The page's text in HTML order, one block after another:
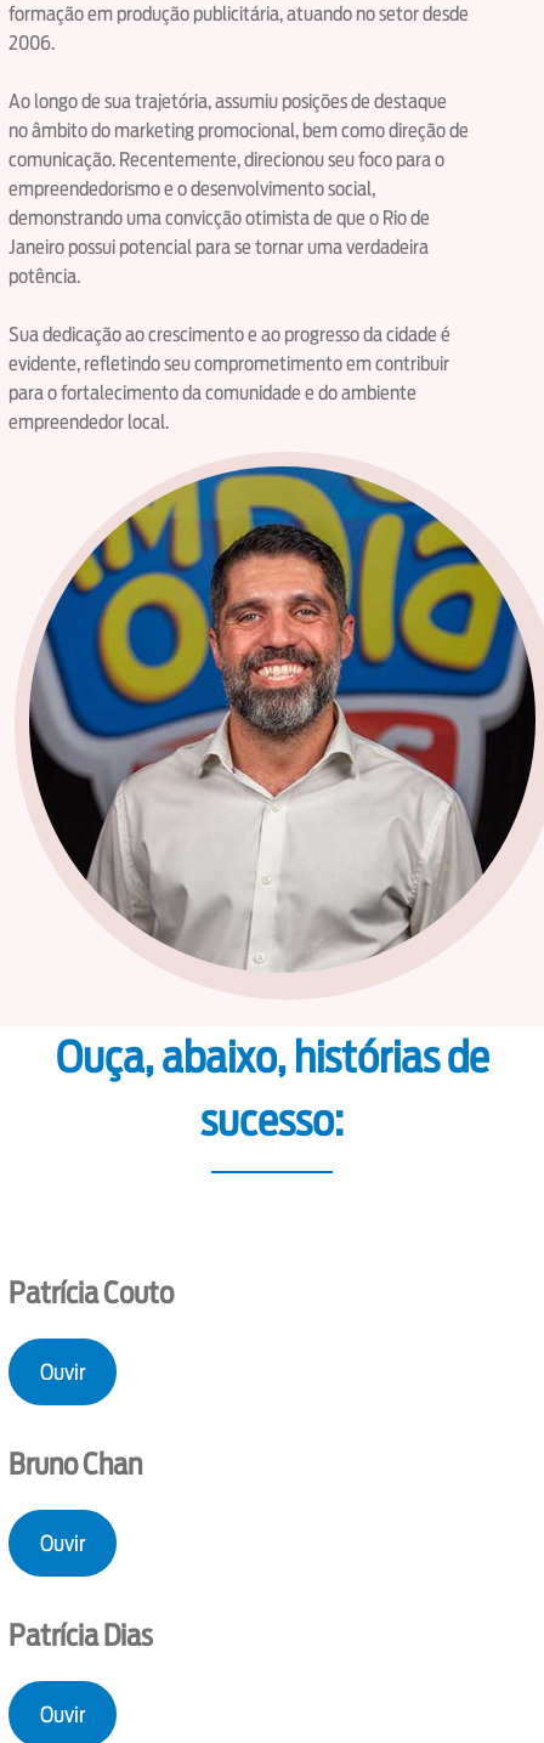
formação em produção publicitária, atuando no setor desde
2006.
Ao longo de sua trajetória, assumiu posições de destaque
no âmbito do marketing promocional, bem como direção de
comunicação. Recentemente, direcionou seu foco para o
empreendedorismo e o desenvolvimento social,
demonstrando uma convicção otimista de que o Rio de
Janeiro possui potencial para se tornar uma verdadeira
potência.
Sua dedicação ao crescimento e ao progresso da cidade é
evidente, refletindo seu comprometimento em contribuir
para o fortalecimento da comunidade e do ambiente
empreendedor local.
Ouça, abaixo, histórias de
sucesso:
Patrícia Couto
Ouvir
Bruno Chan
Ouvir
Patrícia Dias
Ouvir